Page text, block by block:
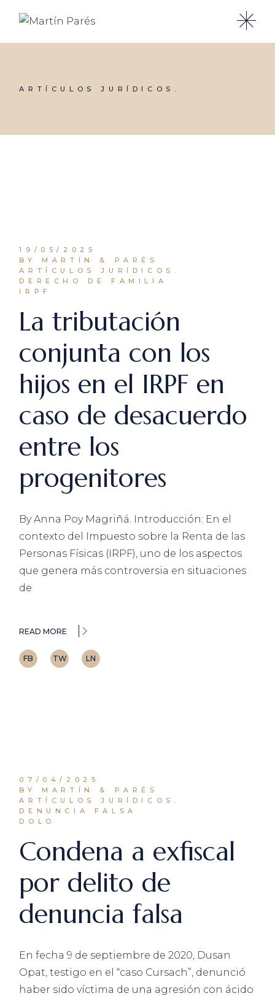
ARTÍCULOS JURÍDICOS.
19/05/2025
BY MARTÍN & PARÉS
ARTÍCULOS JURÍDICOS.
DERECHO DE FAMILIA
IRPF
La tributación
conjunta con los
hijos en el IRPF en
caso de desacuerdo
entre los
progenitores
By Anna Poy Magriñá. Introducción: En el
contexto del Impuesto sobre la Renta de las
Personas Físicas (IRPF), uno de los aspectos
que genera más controversia en situaciones
de
READ MORE
FB TW LN
07/04/2025
BY MARTÍN & PARÉS
ARTÍCULOS JURÍDICOS.
DENUNCIA FALSA
DOLO
Condena a exfiscal
por delito de
denuncia falsa
En fecha 9 de septiembre de 2020, Dusan
Opat, testigo en el “caso Cursach”, denunció
haber sido víctima de una agresión con ácido